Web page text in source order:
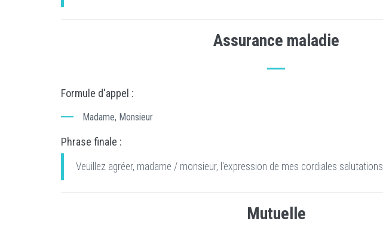
Assurance maladie
Formule d'appel :
Madame, Monsieur
Phrase finale :
Veuillez agréer, madame / monsieur, l'expression de mes cordiales salutations.
Mutuelle